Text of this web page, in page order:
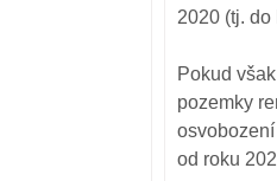
2020 (tj.
Pokud
pozemky
od roku